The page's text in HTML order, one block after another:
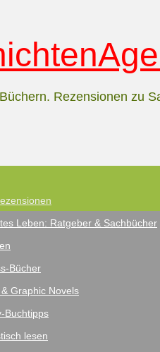
Rezensionen zu
Leben: Ratgeber & Sachbücher
Bücher
Graphic Novels
Buchtipps
lesen